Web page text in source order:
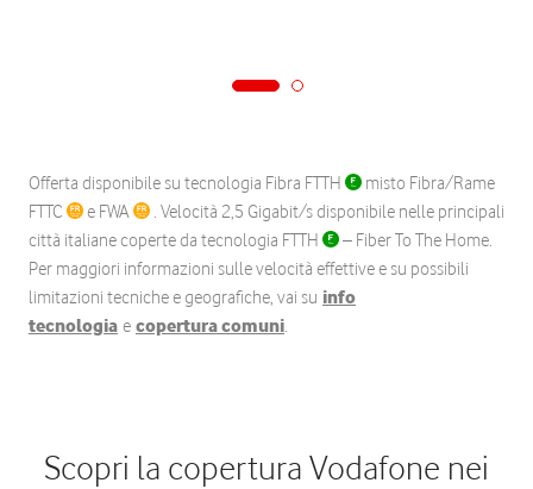
Offerta disponibile su tecnologia Fibra FTTH
misto Fibra/Rame
FTTC
e FWA
. Velocità 2,5 Gigabit/s disponibile nelle principali
città italiane coperte da tecnologia FTTH
– Fiber To The Home.
Per maggiori informazioni sulle velocità effettive e su possibili
limitazioni tecniche e geografiche, vai su info
tecnologia e copertura comuni.
Scopri la copertura Vodafone nei